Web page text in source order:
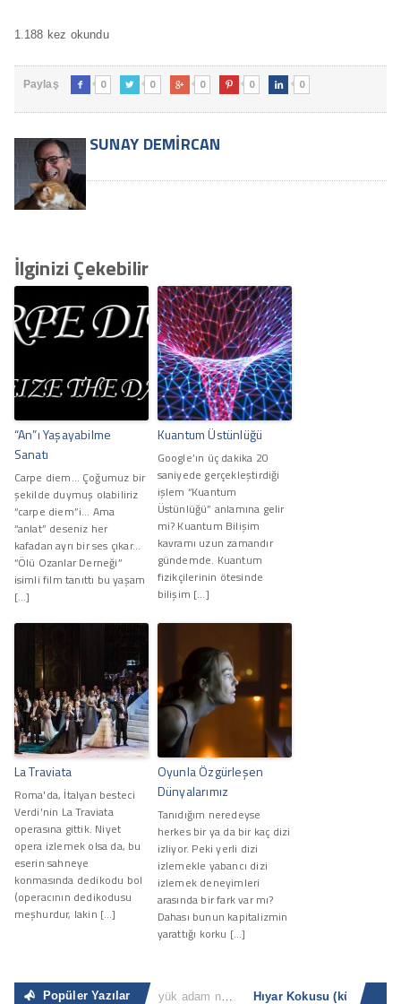
1.188 kez okundu
Paylaş  0  0  0  0  0
SUNAY DEMIRCAN
İlginizi Çekebilir
“An”ı Yaşayabilme
Sanatı
Carpe diem… Çoğumuz bir
şekilde duymuş olabiliriz
“carpe diem”i… Ama
“anlat” deseniz her
kafadan ayrı bir ses çıkar…
“Ölü Ozanlar Derneği”
isimli film tanıttı bu yaşam
[…]
Kuantum Üstünlüğü
Google’ın üç dakika 20
saniyede gerçekleştirdiği
işlem “Kuantum
Üstünlüğü” anlamına gelir
mi? Kuantum Bilişim
kavramı uzun zamandır
gündemde. Kuantum
fizikçilerinin ötesinde
bilişim […]
La Traviata
Roma'da, İtalyan besteci
Verdi'nin La Traviata
operasına gittik. Niyet
opera izlemek olsa da, bu
eserin sahneye
konmasında dedikodu bol
(operacının dedikodusu
meşhurdur, lakin […]
Oyunla Özgürleşen
Dünyalarımız
Tanıdığım neredeyse
herkes bir ya da bir kaç dizi
izliyor. Peki yerli dizi
izlemekle yabancı dizi
izlemek deneyimleri
arasında bir fark var mı?
Dahası bunun kapitalizmin
yarattığı korku […]
Popüler Yazılar
Sıradan İnsan “Büyük adam nerede ve ne zaman küçük adam olacağını bilir. Küçük adam ise küçük olduğunun [...]